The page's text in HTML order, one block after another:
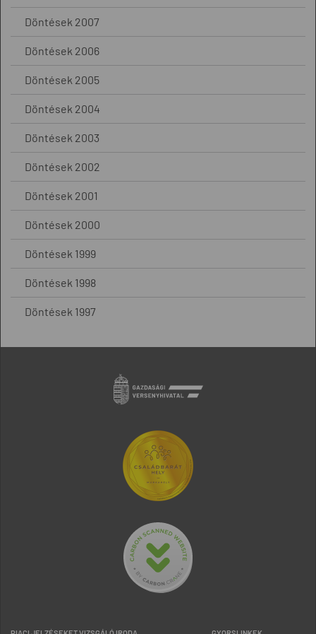
Döntések 2007
Döntések 2006
Döntések 2005
Döntések 2004
Döntések 2003
Döntések 2002
Döntések 2001
Döntések 2000
Döntések 1999
Döntések 1998
Döntések 1997